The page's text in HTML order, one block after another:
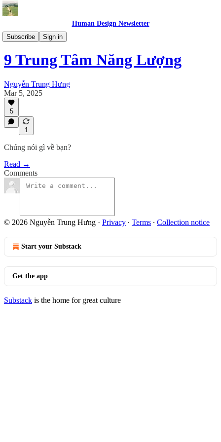
Human Design Newsletter
Subscribe
Sign in
Kiến Thức
9 Trung Tâm Năng Lượng
Nguyễn Trung Hưng
Mar 5, 2025
5
1
Chúng nói gì về bạn?
Read →
Comments
© 2026 Nguyễn Trung Hưng · Privacy ∙ Terms ∙ Collection notice
Start your Substack
Get the app
Substack is the home for great culture